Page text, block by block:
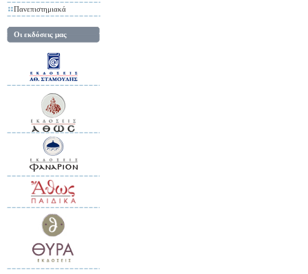
Πανεπιστημιακά
Οι εκδόσεις μας